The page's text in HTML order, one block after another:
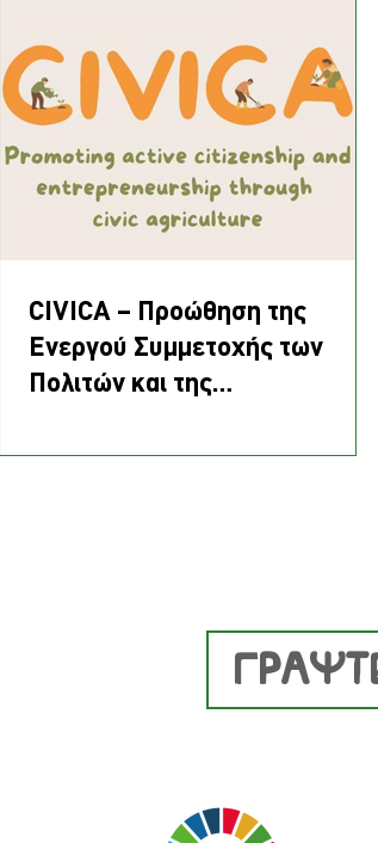
CIVICA – Προώθηση της
Ενεργού Συμμετοχής των
Πολιτών και της
Κοινωνικής Γεωργίας